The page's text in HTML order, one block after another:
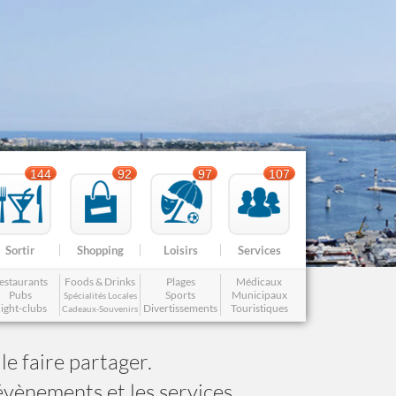
144 92 97 107
Sortir Shopping Loisirs Services
Pubs
clubs
Foods & Drinks
Spécialités Locales
Cadeaux-Souvenirs
Plages
Sports
Divertissements
Médicaux
Municipaux
Touristiques
Famille Gay-friendly
faire partager.